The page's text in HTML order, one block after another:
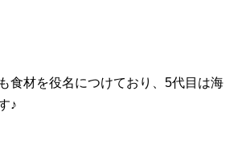
食材を役名につけており、5代目は海
♪